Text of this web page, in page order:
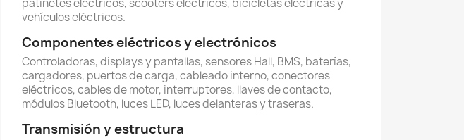
patinetes eléctricos, scooters eléctricos, bicicletas eléctricas y
vehículos eléctricos.
Componentes eléctricos y electrónicos
Controladoras, displays y pantallas, sensores Hall, BMS, baterías,
cargadores, puertos de carga, cableado interno, conectores
eléctricos, cables de motor, interruptores, llaves de contacto,
módulos Bluetooth, luces LED, luces delanteras y traseras.
Transmisión y estructura